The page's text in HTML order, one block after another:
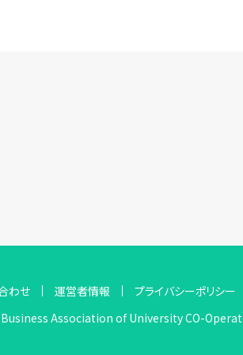
わせ 運営者情報 プライバシーポリシー
Association of University CO-